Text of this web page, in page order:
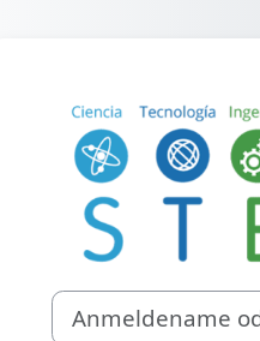
Anmeldename oder E-Mail